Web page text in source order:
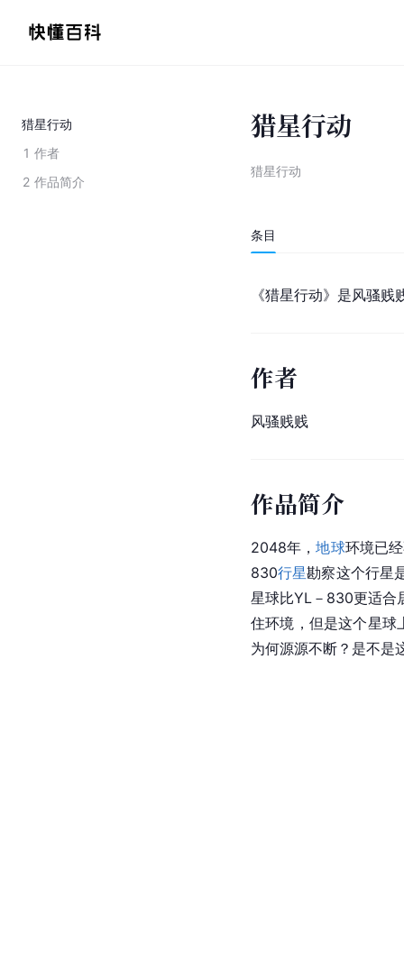
猎星行动
1 作者
2 作品简介
猎星行动
猎星行动
条目
《猎星行动》是风骚
作者
风骚贱贱
作品简介
2048年，地球环境已
830行星勘察这个行星
星球比YL－830更适合
住环境，但是这个星球
为何源源不断？是不是